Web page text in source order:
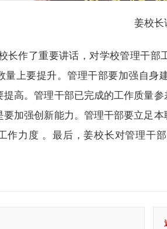
姜校长
长作了重要讲话，对学校管理干
量上要提升。管理干部要加强自身
提高。管理干部已完成的工作质量
要加强创新能力。管理干部要立足
作力度 。最后，姜校长对管理干